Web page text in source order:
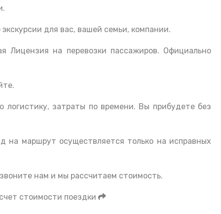
для вас, вашей семьи, компании.
Лицензия на перевозки пассажиров. Официально
логистику, затраты по времени. Вы прибудете без
на маршрут осуществляется только на исправных
нам и мы рассчитаем стоимость.
стоимости поездки